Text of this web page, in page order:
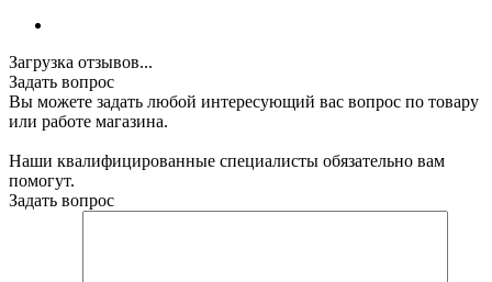
Загрузка отзывов...
Задать вопрос
Вы можете задать любой интересующий вас вопрос по товару
или работе магазина.
Наши квалифицированные специалисты обязательно вам
помогут.
Задать вопрос